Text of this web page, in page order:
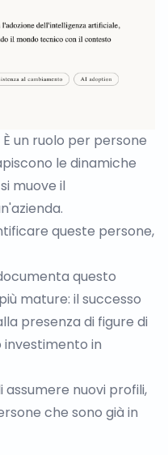
un ruolo per persone
le dinamiche
muove il
queste persone,
questo
mature: il successo
presenza di figure di
in
assumere nuovi profili,
che sono già in